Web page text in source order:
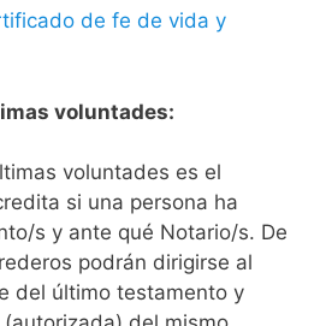
de fe de vida y
voluntades:
voluntades es el
si una persona ha
s y ante qué Notario/s. De
podrán dirigirse al
del último testamento y